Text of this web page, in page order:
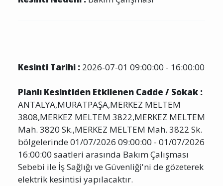
Kesinti Tarihi : 2026-07-01 09:00:00 - 16:00:00
Planlı Kesintiden Etkilenen Cadde / Sokak :
ANTALYA,MURATPAŞA,MERKEZ MELTEM
3808,MERKEZ MELTEM 3822,MERKEZ MELTEM
Mah. 3820 Sk.,MERKEZ MELTEM Mah. 3822 Sk.
bölgelerinde 01/07/2026 09:00:00 - 01/07/2026
16:00:00 saatleri arasında Bakım Çalışması
Sebebi ile İş Sağlığı ve Güvenliği'ni de gözeterek
elektrik kesintisi yapılacaktır.